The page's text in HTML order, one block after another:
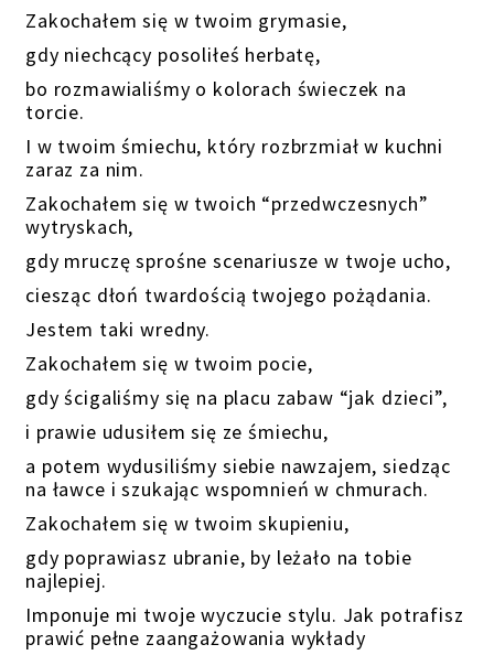
Zakochałem się w twoim grymasie,
gdy niechcący posoliłeś herbatę,
bo rozmawialiśmy o kolorach świeczek na
torcie.
I w twoim śmiechu, który rozbrzmiał w kuchni
zaraz za nim.
Zakochałem się w twoich “przedwczesnych”
wytryskach,
gdy mruczę sprośne scenariusze w twoje ucho,
ciesząc dłoń twardością twojego pożądania.
Jestem taki wredny.
Zakochałem się w twoim pocie,
gdy ścigaliśmy się na placu zabaw “jak dzieci”,
i prawie udusiłem się ze śmiechu,
a potem wydusiliśmy siebie nawzajem, siedząc
na ławce i szukając wspomnień w chmurach.
Zakochałem się w twoim skupieniu,
gdy poprawiasz ubranie, by leżało na tobie
najlepiej.
Imponuje mi twoje wyczucie stylu. Jak potrafisz
prawić pełne zaangażowania wykłady